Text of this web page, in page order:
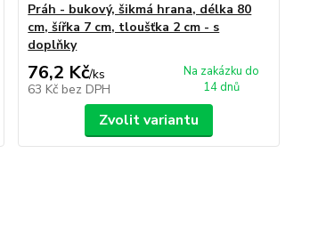
Práh - bukový, šikmá hrana, délka 80
cm, šířka 7 cm, tloušťka 2 cm - s
doplňky
76,2 Kč/ks
63 Kč bez DPH
Na zakázku do
14 dnů
Zvolit variantu